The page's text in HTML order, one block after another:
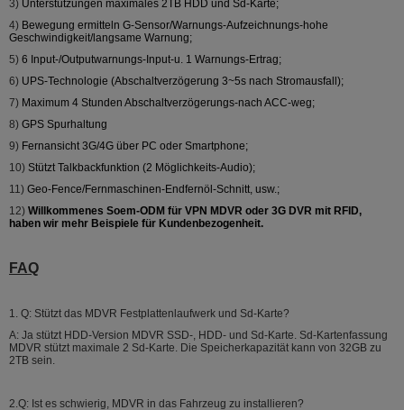
3) Unterstützungen maximales 2TB HDD und Sd-Karte;
4) Bewegung ermitteln G-Sensor/Warnungs-Aufzeichnungs-hohe
Geschwindigkeit/langsame Warnung;
5) 6 Input-/Outputwarnungs-Input-u. 1 Warnungs-Ertrag;
6) UPS-Technologie (Abschaltverzögerung 3~5s nach Stromausfall);
7) Maximum 4 Stunden Abschaltverzögerungs-nach ACC-weg;
8) GPS Spurhaltung
9) Fernansicht 3G/4G über PC oder Smartphone;
10) Stützt Talkbackfunktion (2 Möglichkeits-Audio);
11) Geo-Fence/Fernmaschinen-Endfernöl-Schnitt, usw.;
12) Willkommenes Soem-ODM für VPN MDVR oder 3G DVR mit RFID,
haben wir mehr Beispiele für Kundenbezogenheit.
FAQ
1. Q: Stützt das MDVR Festplattenlaufwerk und Sd-Karte?
A: Ja stützt HDD-Version MDVR SSD-, HDD- und Sd-Karte. Sd-Kartenfassung
MDVR stützt maximale 2 Sd-Karte. Die Speicherkapazität kann von 32GB zu
2TB sein.
2.Q: Ist es schwierig, MDVR in das Fahrzeug zu installieren?